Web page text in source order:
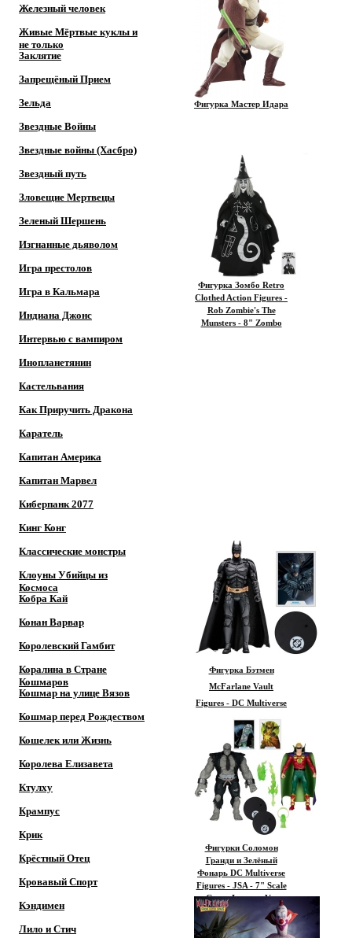
Железный человек
Живые Мёртвые куклы и
не только
Заклятие
Запрещёный Прием
Зельда
Звездные Войны
Звездные войны (Хасбро)
Звездный путь
Зловещие Мертвецы
Зеленый Шершень
Изгнанные дьяволом
Игра престолов
Игра в Кальмара
Индиана Джонс
Интервью с вампиром
Инопланетянин
Кастельвания
Как Приручить Дракона
Каратель
Капитан Америка
Капитан Марвел
Киберпанк 2077
Кинг Конг
Классические монстры
Клоуны Убийцы из
Космоса
Кобра Кай
Конан Варвар
Королевский Гамбит
Коралина в Стране
Кошмаров
Кошмар на улице Вязов
Кошмар перед Рождеством
Кошелек или Жизнь
Королева Елизавета
Ктулху
Крампус
Крик
Крёстный Отец
Кровавый Спорт
Кэндимен
Лило и Стич
Фигурка Мастер Идара
Фигурка Зомбо Retro
Clothed Action Figures -
Rob Zombie's The
Munsters - 8" Zombo
Фигурка Бэтмен
McFarlane Vault
Figures - DC Multiverse
- The Dark Knight - 7"
Scale Batman (Hong
Kong Sky Dive)
Фигурки Соломон
Гранди и Зелёный
Фонарь DC Multiverse
Figures - JSA - 7" Scale
Green Lantern Vs.
Solomon Grundy
Megafig 2-Pack